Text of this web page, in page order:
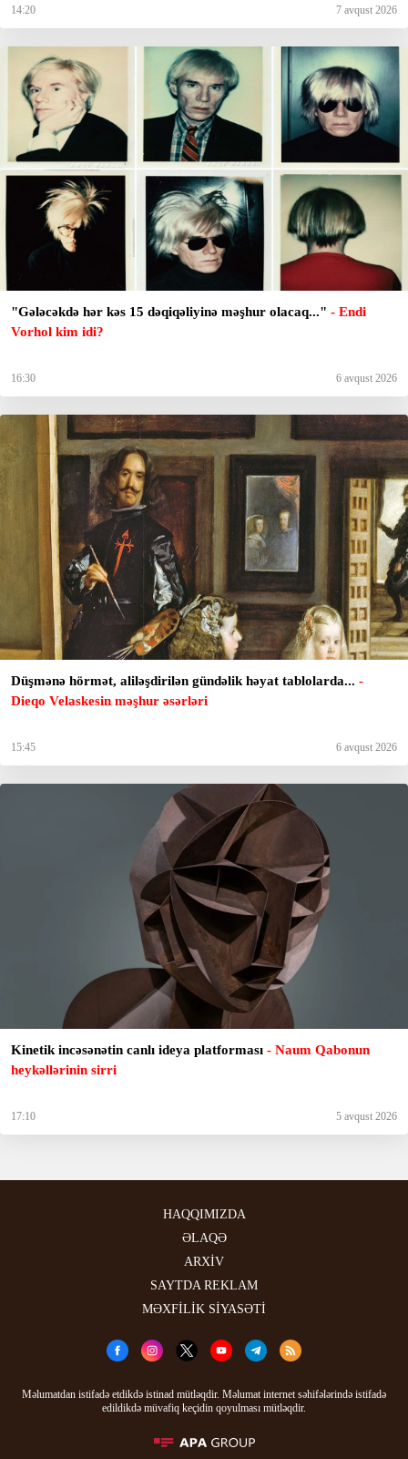
14:20 7 avqust 2026
"Gələcəkdə hər kəs 15 dəqiqəliyinə məşhur olacaq..." - Endi
Vorhol kim idi?
16:30 6 avqust 2026
Düşmənə hörmət, aliləşdirilən gündəlik həyat tablolarda... -
Dieqo Velaskesin məşhur əsərləri
15:45 6 avqust 2026
Kinetik incəsənətin canlı ideya platforması - Naum Qabonun
heykəllərinin sirri
17:10 5 avqust 2026
HAQQIMIZDA
ƏLAQƏ
ARXİV
SAYTDA REKLAM
MƏXFİLİK SİYASƏTİ
Məlumatdan istifadə etdikdə istinad mütləqdir. Məlumat internet səhifələrində istifadə
edildikdə müvafiq keçidin qoyulması mütləqdir.